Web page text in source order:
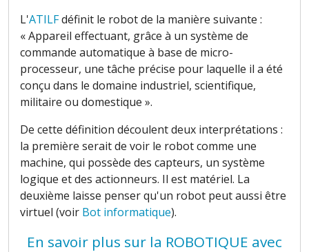
L'ATILFdéfinit le robot de la manière suivante :
« Appareil effectuant, grâce à un système de
commande automatique à base de micro-
processeur, une tâche précise pour laquelle il a été
conçu dans le domaine industriel, scientifique,
militaire ou domestique ».
De cette définition découlent deux interprétations :
la première serait de voir le robot comme une
machine, qui possède des capteurs, un système
logique et des actionneurs. Il est matériel. La
deuxième laisse penser qu'un robot peut aussi être
virtuel (voir Bot informatique).
En savoir plus sur la ROBOTIQUE avec